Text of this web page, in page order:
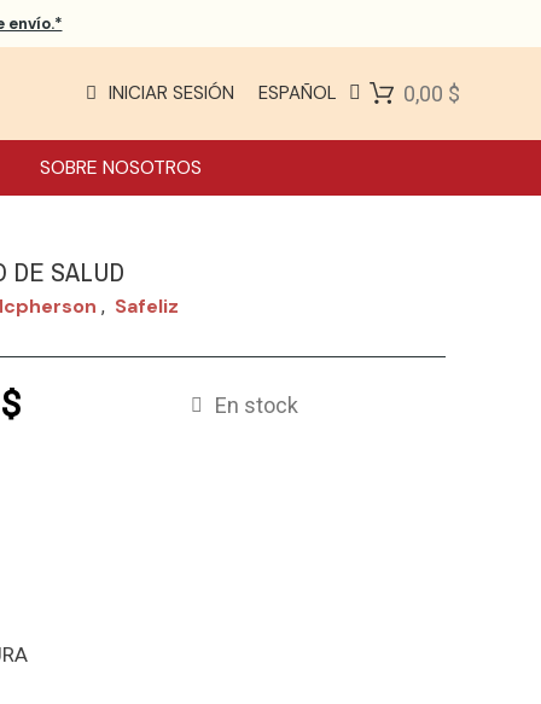
envío.*
INICIAR SESIÓN ESPAÑOL 0,00 $
SOBRE NOSOTROS
DE SALUD
, Safeliz
En stock